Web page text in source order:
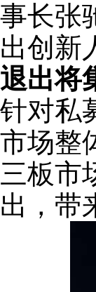
事长张
出创新
退出将
针对私
市场整
三板市
出，带